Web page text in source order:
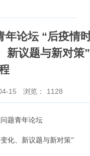
年论坛 “后疫情
新议题与新对策”
15 浏览： 1128
题青年论坛
化、新议题与新对策”